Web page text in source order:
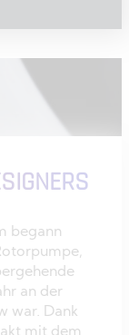
begann
an der
war. Dank